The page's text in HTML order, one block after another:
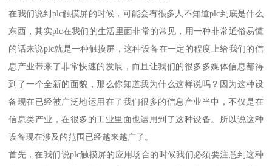
在我们说到plc触摸屏的时候，可能会有很多人不知道plc到底是什么
东西，其实plc在我们的生活里面非常的常见，用一种非常通俗易懂
的话来说plc就是一种触摸屏，这种设备在一定的程度上给我们的信
息产业带来了非常快速的发展，而且让我们的很多多媒体信息都得
到了一个全新的面貌，那么你知道我为什么这样说吗？因为这种设
备现在已经被广泛地运用在了我们很多的信息产业当中，不仅是在
信息类产业，在很多的工业里面也运用到了这种设备。所以说这种
设备现在涉及的范围已经越来越广了。
首先，在我们说plc触摸屏的应用场合的时候我们必须要注意到这种